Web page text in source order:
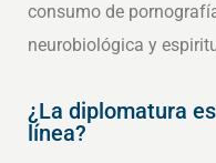
consumo de
neurobiológica y
¿La diplomatura
línea?